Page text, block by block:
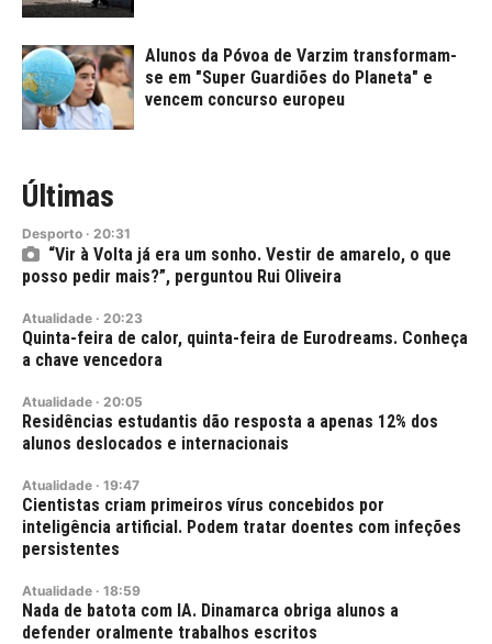
Alunos da Póvoa de Varzim transformam-
se em "Super Guardiões do Planeta" e
vencem concurso europeu
Últimas
Desporto · 20:31
“Vir à Volta já era um sonho. Vestir de amarelo, o que
posso pedir mais?”, perguntou Rui Oliveira
Atualidade · 20:23
Quinta-feira de calor, quinta-feira de Eurodreams. Conheça
a chave vencedora
Atualidade · 20:05
Residências estudantis dão resposta a apenas 12% dos
alunos deslocados e internacionais
Atualidade · 19:47
Cientistas criam primeiros vírus concebidos por
inteligência artificial. Podem tratar doentes com infeções
persistentes
Atualidade · 18:59
Nada de batota com IA. Dinamarca obriga alunos a
defender oralmente trabalhos escritos